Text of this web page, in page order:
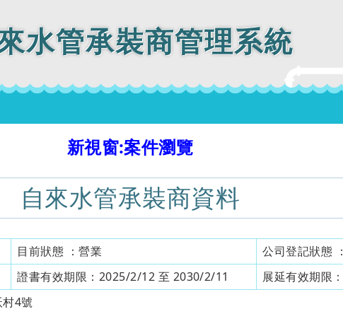
水管承裝商管理系統
新視窗:案件瀏覽
自來水管承裝商資料
目前狀態 ：營業
公司登記狀態 ：
證書有效期限： 2025/2/12 至 2030/2/11 展延有效期限：
村4號